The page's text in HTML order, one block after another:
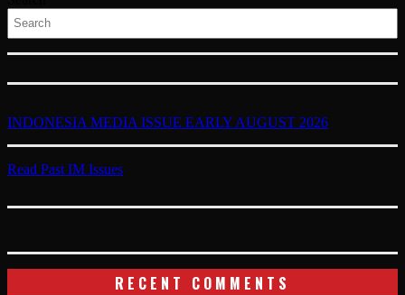
INDONESIA MEDIA ISSUE EARLY AUGUST 2026
Read Past IM Issues
RECENT COMMENTS